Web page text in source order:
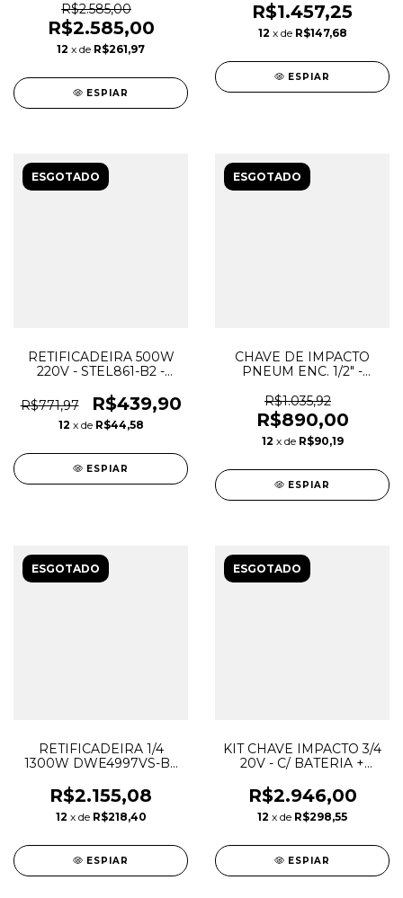
R$2.585,00
R$2.585,00
12 x de R$261,97
ESPIAR
R$1.457,25
12 x de R$147,68
ESPIAR
ESGOTADO
RETIFICADEIRA 500W
220V - STEL861-B2 -
R$771,97
R$439,90
12 x de R$44,58
ESPIAR
ESGOTADO
CHAVE DE IMPACTO
PNEUM ENC. 1/2" -
PUMA
R$1.035,92
R$890,00
12 x de R$90,19
ESPIAR
ESGOTADO
RETIFICADEIRA 1/4
1300W DWE4997VS-B2
DEWALT
R$2.155,08
12 x de R$218,40
ESPIAR
ESGOTADO
KIT CHAVE IMPACTO 3/4
20V - C/ BATERIA +
R$2.946,00
12 x de R$298,55
ESPIAR